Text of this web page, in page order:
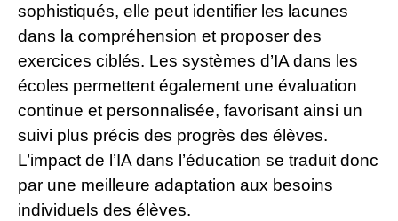
sophistiqués, elle peut identifier les lacunes
dans la compréhension et proposer des
exercices ciblés. Les systèmes d’IA dans les
écoles permettent également une évaluation
continue et personnalisée, favorisant ainsi un
suivi plus précis des progrès des élèves.
L’impact de l’IA dans l’éducation se traduit donc
par une meilleure adaptation aux besoins
individuels des élèves.